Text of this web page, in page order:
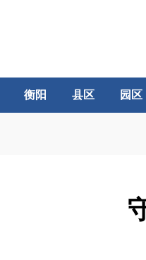
衡阳 县区 园区